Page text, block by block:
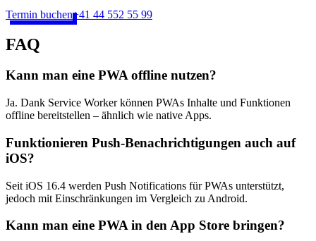
Termin buchen+41 44 552 55 99
FAQ
Kann man eine PWA offline nutzen?
Ja. Dank Service Worker können PWAs Inhalte und Funktionen
offline bereitstellen – ähnlich wie native Apps.
Funktionieren Push-Benachrichtigungen auch auf
iOS?
Seit iOS 16.4 werden Push Notifications für PWAs unterstützt,
jedoch mit Einschränkungen im Vergleich zu Android.
Kann man eine PWA in den App Store bringen?